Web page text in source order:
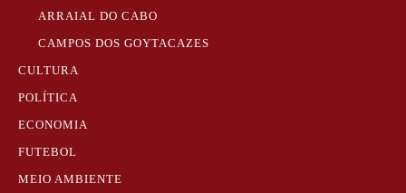
ARRAIAL DO CABO
CAMPOS DOS GOYTACAZES
CULTURA
POLÍTICA
ECONOMIA
FUTEBOL
MEIO AMBIENTE